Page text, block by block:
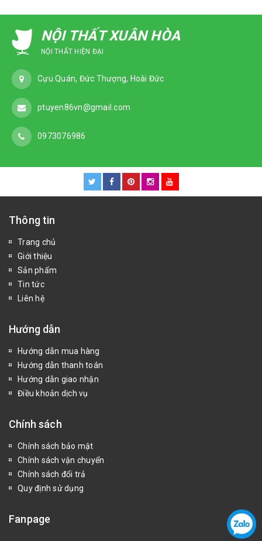
NỘI THẤT XUÂN HÒA
NỘI THẤT HIỆN ĐẠI
Cựu Quán, Đức Thượng, Hoài Đức
ptuyen86vn@gmail.com
0973076986
Thông tin
Trang chủ
Giới thiệu
Sản phẩm
Tin tức
Liên hệ
Hướng dẫn
Hướng dẫn mua hàng
Hướng dẫn thanh toán
Hướng dẫn giao nhận
Điều khoản dịch vụ
Chính sách
Chính sách bảo mật
Chính sách vận chuyển
Chính sách đổi trả
Quy định sử dụng
Fanpage